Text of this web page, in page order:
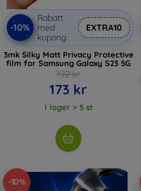
-10%
Rabatt
med
kupong
EXTRA10
3mk Silky Matt Privacy Protective
film for Samsung Galaxy S23 5G
192 kr
173 kr
I lager > 5 st
-10%